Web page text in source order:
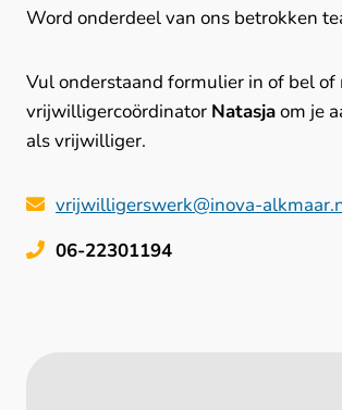
Word onderdeel van ons betrokken
Vul onderstaand formulier in of bel of
vrijwilligercoördinator Natasjaom je
als vrijwilliger.
vrijwilligerswerk@inova-
06-22301194